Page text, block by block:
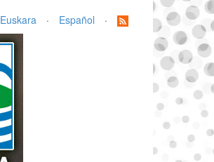
Euskara · Español ·